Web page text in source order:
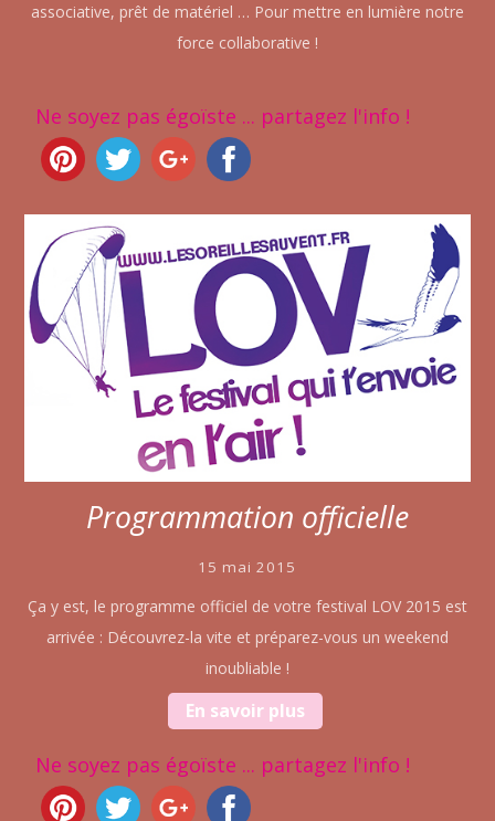
associative, prêt de matériel … Pour mettre en lumière notre
force collaborative !
Ne soyez pas égoïste ... partagez l'info !
Programmation officielle
15 mai 2015
Ça y est, le programme officiel de votre festival LOV 2015 est
arrivée : Découvrez-la vite et préparez-vous un weekend
inoubliable !
En savoir plus
Ne soyez pas égoïste ... partagez l'info !